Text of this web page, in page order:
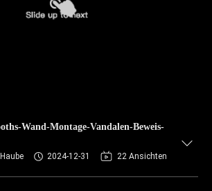
Wand-Montage-Vandalen-Beweis-
2024-12-31 22 Ansichten